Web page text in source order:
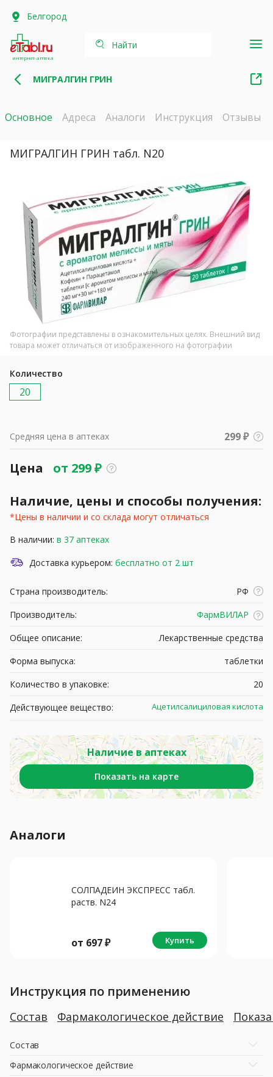
Белгород
интернет-аптека
Найти
МИГРАЛГИН ГРИН
Основное Адреса Аналоги Инструкция Отзывы
МИГРАЛГИН ГРИН табл. N20
Фотографии представлены в ознакомительных целях. Внешний вид
товара может отличаться от изображенного на фотографии
Количество
20
Средняя цена в аптеках 299 ₽
Цена от 299₽
Наличие, цены и способы получения:
*Цены в наличии и со склада могут отличаться
В наличии: в 37 аптеках
Доставка курьером: бесплатно от 2 шт
Страна производитель:
РФ
Производитель:
ФармВИЛАР
Общее описание:
Лекарственные средства
Форма выпуска:
таблетки
Количество в упаковке:
20
Действующее вещество:
Ацетилсалициловая кислота
Наличие в аптеках
Показать на карте
Аналоги
СОЛПАДЕИН ЭКСПРЕСС табл.
раств. N24
от 697₽ Купить
Инструкция по применению
Состав Фармакологическое действие
Состав
Фармакологическое действие